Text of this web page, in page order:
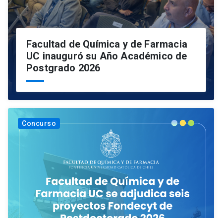
Facultad de Química y de Farmacia
UC inauguró su Año Académico de
Postgrado 2026
Concurso